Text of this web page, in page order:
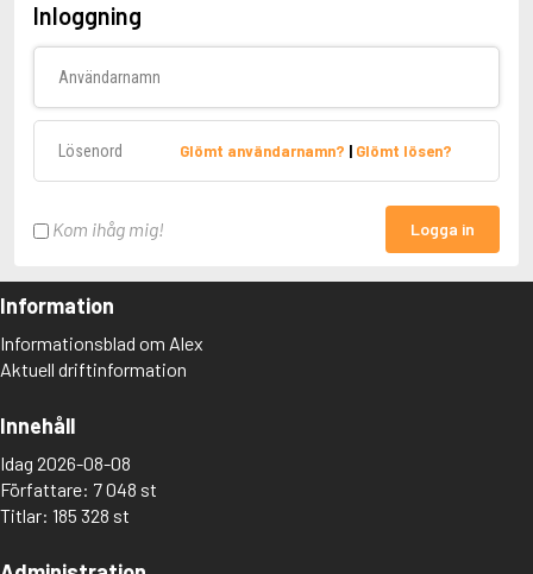
Inloggning
Glömt användarnamn? | Glömt lösen?
Kom ihåg mig! Logga in
Information
Informationsblad om Alex
Aktuell driftinformation
Innehåll
Idag 2026-08-08
Författare: 7 048 st
Titlar: 185 328 st